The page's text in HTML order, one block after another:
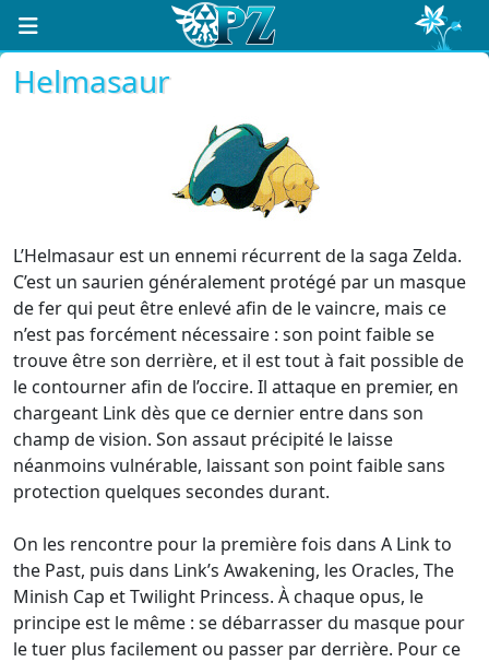
Helmasaur
L’Helmasaur est un ennemi récurrent de la saga Zelda.
C’est un saurien généralement protégé par un masque
de fer qui peut être enlevé afin de le vaincre, mais ce
n’est pas forcément nécessaire : son point faible se
trouve être son derrière, et il est tout à fait possible de
le contourner afin de l’occire. Il attaque en premier, en
chargeant Link dès que ce dernier entre dans son
champ de vision. Son assaut précipité le laisse
néanmoins vulnérable, laissant son point faible sans
protection quelques secondes durant.
On les rencontre pour la première fois dans A Link to
the Past, puis dans Link’s Awakening, les Oracles, The
Minish Cap et Twilight Princess. À chaque opus, le
principe est le même : se débarrasser du masque pour
le tuer plus facilement ou passer par derrière. Pour ce